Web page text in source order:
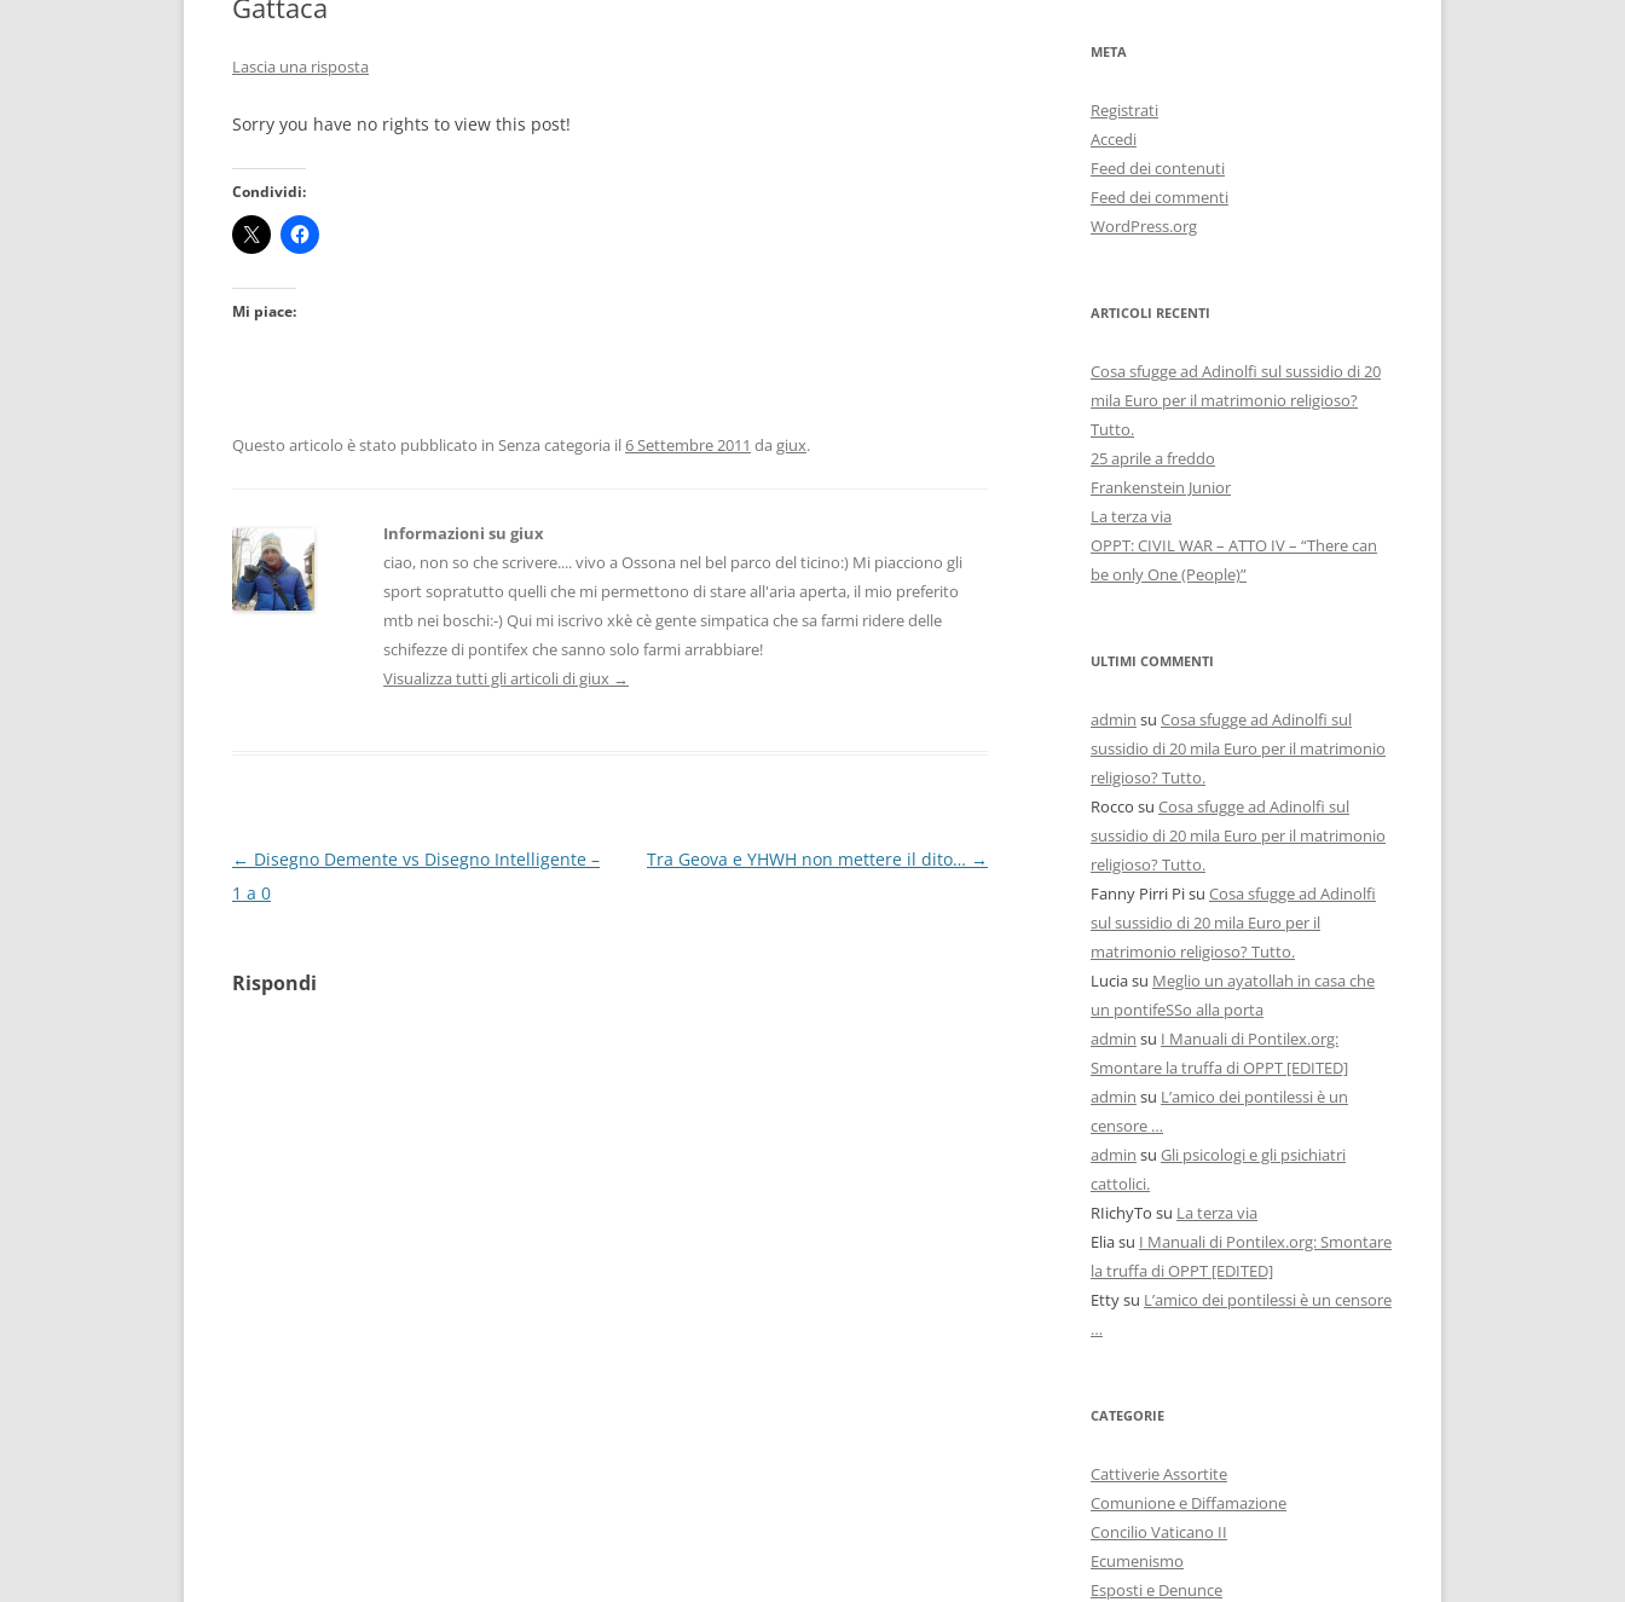
Gattaca
Lascia una risposta
Sorry you have no rights to view this post!
Condividi:
Mi piace:
Questo articolo è stato pubblicato in Senza categoria il6 Settembre 2011 da giux.
Informazioni su giux
ciao, non so che scrivere.... vivo a Ossona nel bel parco del ticino:) Mi piacciono gli
sport sopratutto quelli che mi permettono di stare all'aria aperta, il mio preferito
mtb nei boschi:-) Qui mi iscrivo xkè cè gente simpatica che sa farmi ridere delle
schifezze di pontifex che sanno solo farmi arrabbiare!
Visualizza tutti gli articoli di giux →
Navigazione
articolo
← Disegno Demente vs Disegno Intelligente –
1 a 0
Tra Geova e YHWH non mettere il dito… →
Rispondi
META
Registrati
Accedi
Feed dei contenuti
Feed dei commenti
WordPress.org
ARTICOLI RECENTI
Cosa sfugge ad Adinolfi sul sussidio di 20
mila Euro per il matrimonio religioso?
Tutto.
25 aprile a freddo
Frankenstein Junior
La terza via
OPPT: CIVIL WAR – ATTO IV – “There can
be only One (People)”
ULTIMI COMMENTI
admin su Cosa sfugge ad Adinolfi sul
sussidio di 20 mila Euro per il matrimonio
religioso? Tutto.
Rocco su Cosa sfugge ad Adinolfi sul
sussidio di 20 mila Euro per il matrimonio
religioso? Tutto.
Fanny Pirri Pisu Cosa sfugge ad Adinolfi
sul sussidio di 20 mila Euro per il
matrimonio religioso? Tutto.
Luciasu Meglio un ayatollah in casa che
un pontifeSSo alla porta
admin su I Manuali di Pontilex.org:
Smontare la truffa di OPPT [EDITED]
admin su L’amico dei pontilessi è un
censore …
admin su Gli psicologi e gli psichiatri
cattolici.
RIichyTo su La terza via
Eliasu I Manuali di Pontilex.org: Smontare
la truffa di OPPT [EDITED]
Ettysu L’amico dei pontilessi è un censore
…
CATEGORIE
Cattiverie Assortite
Comunione e Diffamazione
Concilio Vaticano II
Ecumenismo
Esposti e Denunce